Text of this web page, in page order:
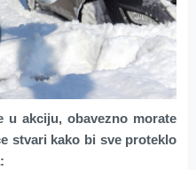
u akciju, obavezno morate
stvari kako bi sve proteklo